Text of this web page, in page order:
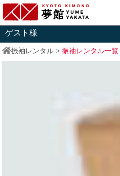
ゲスト 様
振袖レンタル>振袖レンタル一覧